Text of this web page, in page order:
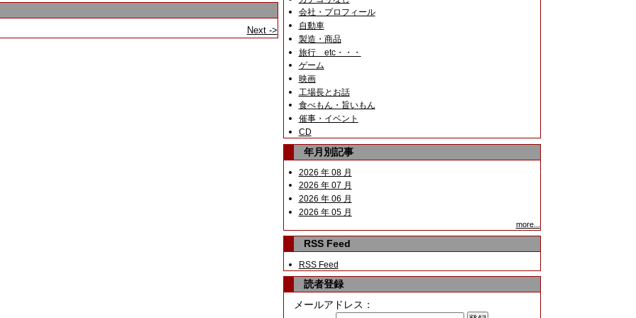
会社・プロフィール
自動車
製造・商品
旅行 etc・・・
ゲーム
映画
工場長とお話
食べもん・旨いもん
催事・イベント
CD
年月別記事
2026 年 08 月
2026 年 07 月
2026 年 06 月
2026 年 05 月
more...
RSS Feed
RSS Feed
読者登録
メールアドレス：
Next ->